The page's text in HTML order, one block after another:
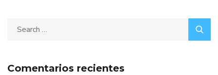
Comentarios recientes